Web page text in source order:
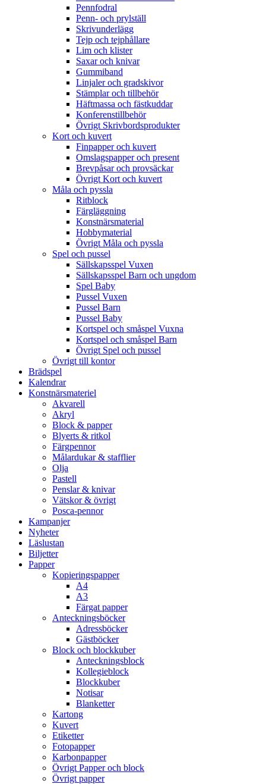
Pennfodral
Penn- och prylställ
Skrivunderlägg
Tejp och tejphållare
Lim och klister
Saxar och knivar
Gummiband
Linjaler och gradskivor
Stämplar och tillbehör
Häftmassa och fästkuddar
Konferenstillbehör
Övrigt Skrivbordsprodukter
Kort och kuvert
Finpapper och kuvert
Omslagspapper och present
Brevpåsar och provsäckar
Övrigt Kort och kuvert
Måla och pyssla
Ritblock
Färgläggning
Konstnärsmaterial
Hobbymaterial
Övrigt Måla och pyssla
Spel och pussel
Sällskapsspel Vuxen
Sällskapsspel Barn och ungdom
Spel Baby
Pussel Vuxen
Pussel Barn
Pussel Baby
Kortspel och småspel Vuxna
Kortspel och småspel Barn
Övrigt Spel och pussel
Övrigt till kontor
Brädspel
Kalendrar
Konstnärsmateriel
Akvarell
Akryl
Block & papper
Blyerts & ritkol
Färgpennor
Målardukar & stafflier
Olja
Pastell
Penslar & knivar
Vätskor & övrigt
Posca-pennor
Kampanjer
Nyheter
Läslustan
Biljetter
Papper
Kopieringspapper
A4
A3
Färgat papper
Anteckningsböcker
Adressböcker
Gästböcker
Block och blockkuber
Anteckningsblock
Kollegieblock
Blockkuber
Notisar
Blanketter
Kartong
Kuvert
Etiketter
Fotopapper
Karbonpapper
Övrigt Papper och block
Övrigt papper